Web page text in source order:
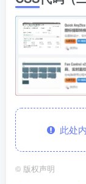
此处内
© 版权声明